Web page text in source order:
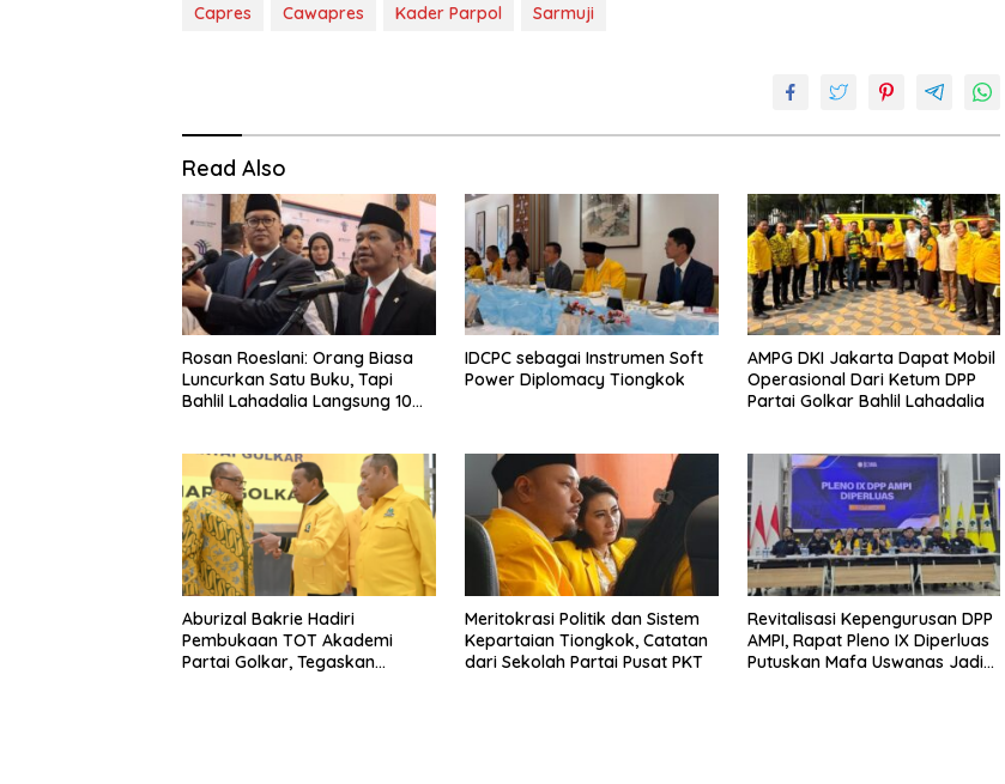
Capres Cawapres Kader Parpol Sarmuji
Read Also
Rosan Roeslani: Orang Biasa
Luncurkan Satu Buku, Tapi
Bahlil Lahadalia Langsung 10
IDCPC sebagai Instrumen Soft
Power Diplomacy Tiongkok
AMPG DKI Jakarta Dapat Mobil
Operasional Dari Ketum DPP
Partai Golkar Bahlil Lahadalia
Aburizal Bakrie Hadiri
Pembukaan TOT Akademi
Partai Golkar, Tegaskan
Meritokrasi Politik dan Sistem
Kepartaian Tiongkok, Catatan
dari Sekolah Partai Pusat PKT
Revitalisasi Kepengurusan DPP
AMPI, Rapat Pleno IX Diperluas
Putuskan Mafa Uswanas Jadi